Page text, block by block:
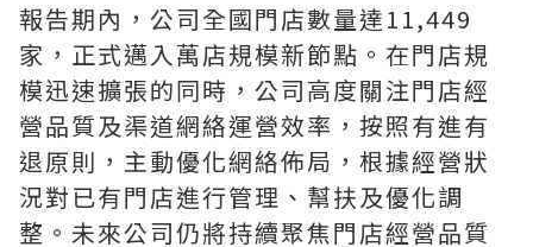
報告期內，公司全國門店數量達11,449
家，正式邁入萬店規模新節點。在門店規
模迅速擴張的同時，公司高度關注門店經
營品質及渠道網絡運營效率，按照有進有
退原則，主動優化網絡佈局，根據經營狀
況對已有門店進行管理、幫扶及優化調
整。未來公司仍將持續聚焦門店經營品質